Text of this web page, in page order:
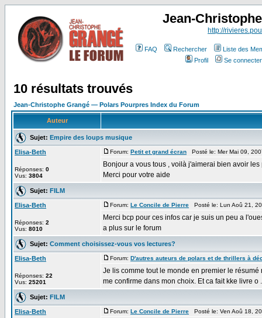
Jean-
http://
FAQ Rechercher
Liste des
Profil
Se
10 résultats trouvés
Jean-Christophe Grangé — Polars Pourpres Index du Forum
Auteur
Sujet: Empire des loups musique
Elisa-Beth
Réponses: 0
Vus: 3804
Forum: Petit et grand écran Posté le: Mer Mai 09,
Bonjour a vous tous , voilà j'aimerai bien avoir
Merci pour votre aide
Sujet: FILM
Elisa-Beth
Réponses: 2
Vus: 8010
Forum: Le Concile de Pierre Posté le: Lun Aoû 21,
Merci bcp pour ces infos car je suis un peu a
a plus sur le forum
Sujet: Comment choisissez-vous vos lectures?
Elisa-Beth
Réponses: 22
Vus: 25201
Forum: D'autres auteurs de polars et de thrillers à
Je lis comme tout le monde en premier le
me confirme dans mon choix. Et ca fait kke livre o
Sujet: FILM
Elisa-Beth Forum: Le Concile de Pierre Posté le: Ven Aoû 18,